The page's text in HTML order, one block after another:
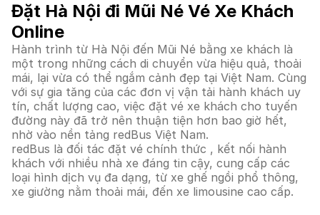
Đặt Hà Nội đi Mũi Né Vé Xe Khách
Online
Hành trình từ Hà Nội đến Mũi Né bằng xe khách là
một trong những cách di chuyển vừa hiệu quả, thoải
mái, lại vừa có thể ngắm cảnh đẹp tại Việt Nam. Cùng
với sự gia tăng của các đơn vị vận tải hành khách uy
tín, chất lượng cao, việc đặt vé xe khách cho tuyến
đường này đã trở nên thuận tiện hơn bao giờ hết,
nhờ vào nền tảng redBus Việt Nam.
redBus là đối tác đặt vé chính thức , kết nối hành
khách với nhiều nhà xe đáng tin cậy, cung cấp các
loại hình dịch vụ đa dạng, từ xe ghế ngồi phổ thông,
xe giường nằm thoải mái, đến xe limousine cao cấp.